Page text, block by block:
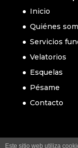
Inicio
Quiénes
Servicios
Velatorios
Esquelas
Pésame
Contacto
Este sitio web utiliza